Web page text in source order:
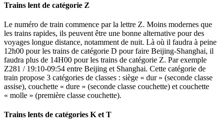
Trains lent de catégorie Z
Le numéro de train commence par la lettre Z. Moins modernes que
les trains rapides, ils peuvent être une bonne alternative pour des
voyages longue distance, notamment de nuit. Là où il faudra à peine
12h00 pour les trains de catégorie D pour faire Beijing-Shanghai, il
faudra plus de 14H00 pour les trains de catégorie Z. Par exemple
Z281 / 19:10-09:54 entre Beijing et Shanghai. Cette catégorie de
train propose 3 catégories de classes : siège « dur » (seconde classe
assise), couchette « dure » (seconde classe couchette) et couchette
« molle » (première classe couchette).
Trains lents de catégories K et T